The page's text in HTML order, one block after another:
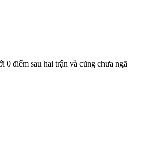
0 điểm sau hai trận và cũng chưa ngã